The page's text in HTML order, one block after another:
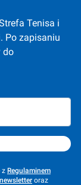
Tenisa i
Po zapisaniu
do
z Regulaminem
oraz